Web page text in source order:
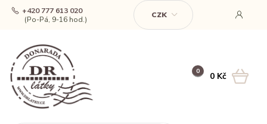
CZK
+420 777 613 020
(Po-Pá, 9-16 hod.)
0 0 Kč